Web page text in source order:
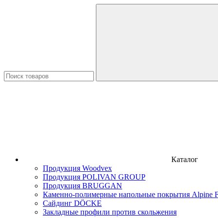
Каталог
Продукция Woodvex
Продукция POLIVAN GROUP
Продукция BRUGGAN
Каменно-полимерные напольные покрытия Alpine
Сайдинг DÖCKE
Закладные профили против скольжения